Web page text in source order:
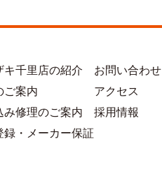
キ千里店の紹介
ご案内
み修理のご案内
録・メーカー保証
お問い合わせ
アクセス
採用情報